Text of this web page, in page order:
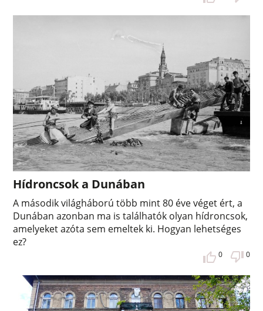
Hídroncsok a Dunában
A második világháború több mint 80 éve véget ért, a
Dunában azonban ma is találhatók olyan hídroncsok,
amelyeket azóta sem emeltek ki. Hogyan lehetséges
ez?
0 0